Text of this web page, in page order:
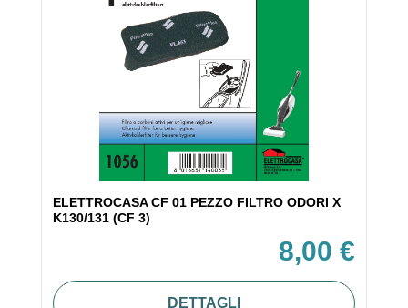
ELETTROCASA CF 01 PEZZO FILTRO ODORI X
K130/131 (CF 3)
8,00 €
DETTAGLI